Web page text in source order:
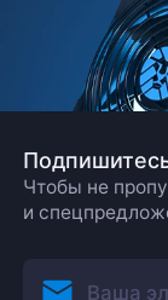
Чтобы не
и